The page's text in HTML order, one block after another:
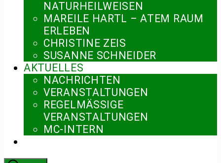
NATURHEILWEISEN
MAREILE HARTL – ATEM RAUM
ERLEBEN
CHRISTINE ZEIS
SUSANNE SCHNEIDER
AKTUELLES
NACHRICHTEN
VERANSTALTUNGEN
REGELMÄSSIGE V
ERANSTALTUNGEN
MC-INTERN